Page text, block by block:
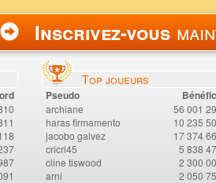
Inscrivez-vous
Top joueurs
Pseudo
archiane
56 001
haras firmamento
10 235
jacobo galvez
17 374
cricri45
5 838
cline tiswood
2 300
arni
2 050